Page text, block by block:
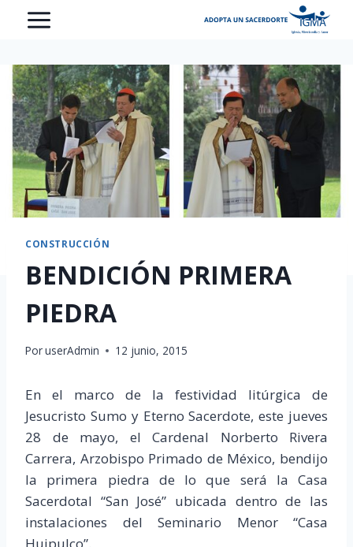
Saltar
CONSTRUCCIÓN
BENDICIÓN PRIMERA
PIEDRA
PoruserAdmin 12 junio, 2015
En el marco de la festividad litúrgica de
Jesucristo Sumo y Eterno Sacerdote, este jueves
28 de mayo, el Cardenal Norberto Rivera
Carrera, Arzobispo Primado de México, bendijo
la primera piedra de lo que será la Casa
Sacerdotal “San José” ubicada dentro de las
instalaciones del Seminario Menor “Casa